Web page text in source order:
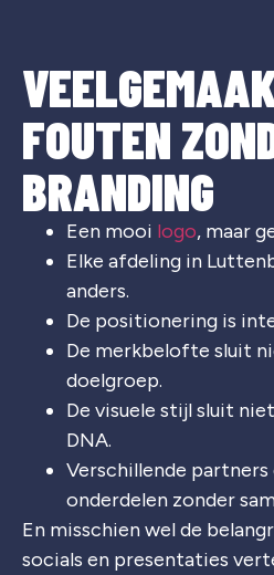
FOUTEN
BRANDING
Een mooi logo, maar
Elke afdeling in
anders.
De positionering is
De merkbelofte sluit
doelgroep.
De visuele stijl sluit
DNA.
Verschillende partners
onderdelen zonder
En misschien wel de
socials en presentaties